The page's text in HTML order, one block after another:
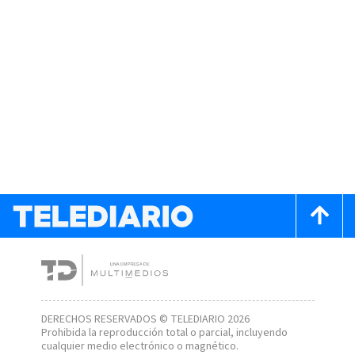
DERECHOS RESERVADOS © TELEDIARIO 2026
Prohibida la reproducción total o parcial, incluyendo
cualquier medio electrónico o magnético.